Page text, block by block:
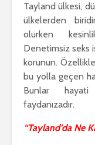
Tayland ülkesi,
ülkelerden
olurken
Denetimsiz seks
korunun.
bu yolla geçen
Bunlar
faydanızadır.
“Tayland’da Ne